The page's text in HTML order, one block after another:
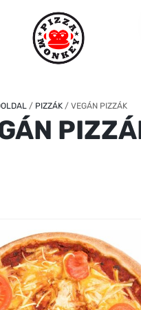
/ PIZZÁK/ VEGÁN PIZZÁK